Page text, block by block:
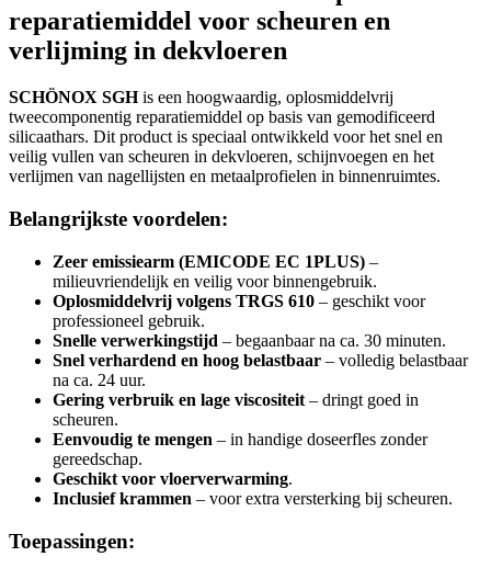
reparatiemiddel voor scheuren en
verlijming in dekvloeren
SCHÖNOX SGHis een hoogwaardig, oplosmiddelvrij
tweecomponentig reparatiemiddel op basis van gemodificeerd
silicaathars. Dit product is speciaal ontwikkeld voor het snel en
veilig vullen van scheuren in dekvloeren, schijnvoegen en het
verlijmen van nagellijsten en metaalprofielen in binnenruimtes.
Belangrijkste voordelen:
Zeer emissiearm (EMICODE EC 1PLUS) –
milieuvriendelijk en veilig voor binnengebruik.
Oplosmiddelvrij volgens TRGS 610 – geschikt voor
professioneel gebruik.
Snelle verwerkingstijd – begaanbaar na ca. 30 minuten.
Snel verhardend en hoog belastbaar – volledig belastbaar
na ca. 24 uur.
Gering verbruik en lage viscositeit – dringt goed in
scheuren.
Eenvoudig te mengen – in handige doseerfles zonder
gereedschap.
Geschikt voor vloerverwarming.
Inclusief krammen – voor extra versterking bij scheuren.
Toepassingen: